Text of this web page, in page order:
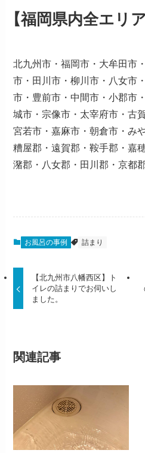
【福岡県内全エリ
北九州市・福岡市・大牟田市
市・田川市・柳川市・八女市
市・豊前市・中間市・小郡市
城市・宗像市・太宰府市・古
宮若市・嘉麻市・朝倉市・み
糟屋郡・遠賀郡・鞍手郡・嘉
潴郡・八女郡・田川郡・京都
お風呂の事例 詰まり
【北九州市八幡西区】ト
イレの詰まりでお伺いし
ました。
関連記事